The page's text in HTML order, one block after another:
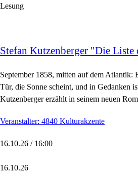
Lesung
Stefan Kutzenberger "Die Liste
September 1858, mitten auf dem Atlantik:
Tür, die Sonne scheint, und in Gedanken
Kutzenberger erzählt in seinem neuen
Veranstalter: 4840 Kulturakzente
16.10.26 / 16:00
16.10.26